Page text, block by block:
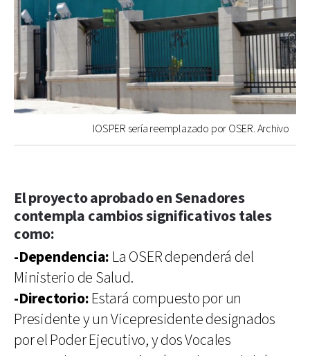
IOSPER sería reemplazado por OSER. Archivo
El proyecto aprobado en Senadores
contempla cambios significativos tales
como:
-Dependencia: La OSER dependerá del
Ministerio de Salud.
-Directorio:Estará compuesto por un
Presidente y un Vicepresidente designados
por el Poder Ejecutivo, y dos Vocales